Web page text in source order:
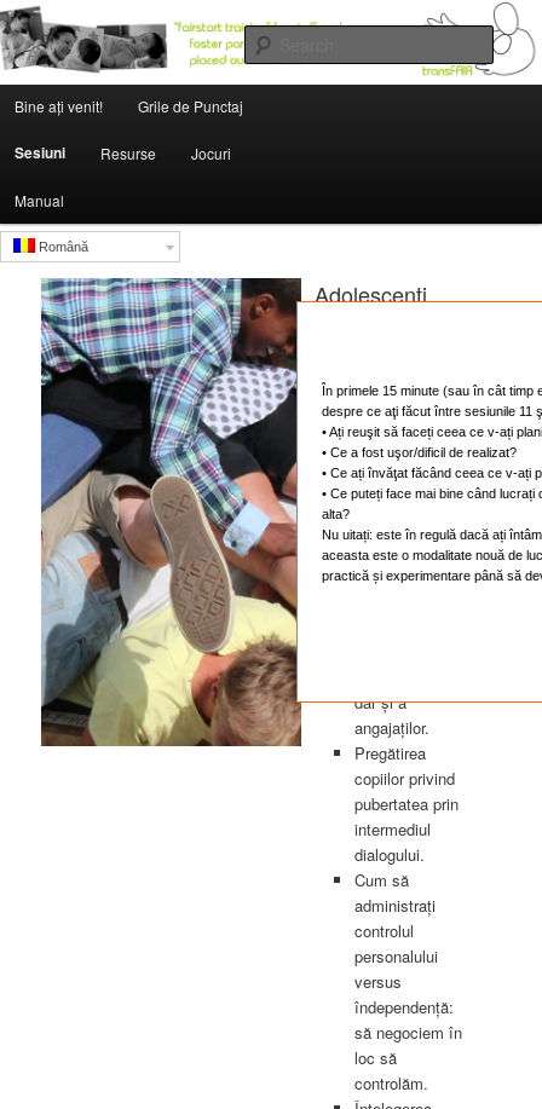
institutions.fairstartedu.us
Search
Skip to primary content
Skip to secondary content
Bine aţi venit! Grile de Punctaj
Sesiuni Resurse Jocuri
Manual
Română
În primele 15 minute (sau în cât timp
despre ce aţi făcut între sesiunile 11
• Ați reuşit să faceți ceea ce v-ați
• Ce a fost uşor/dificil de realizat?
• Ce ați învăţat făcând ceea ce v-ați
• Ce puteți face mai bine când lucrați
alta?
Nu uitați: este în regulă dacă ați
aceasta este o modalitate nouă de
practică și experimentare până să
Adolescenți
Competențe ce vor
fi puse în practică
Înțelegerea
problemelor ce
dar și a
angajaților.
Pregătirea
copiilor privind
pubertatea prin
intermediul
dialogului.
Cum să
administrați
controlul
personalului
versus
îndependență:
să negociem în
loc să
controlăm.